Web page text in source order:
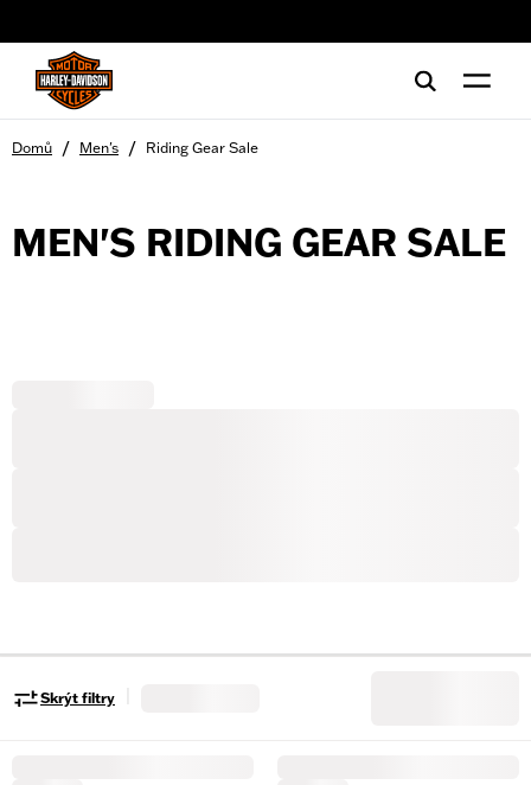
Domů / Men's / Riding Gear Sale
MEN'S RIDING GEAR SALE
Skrýt filtry